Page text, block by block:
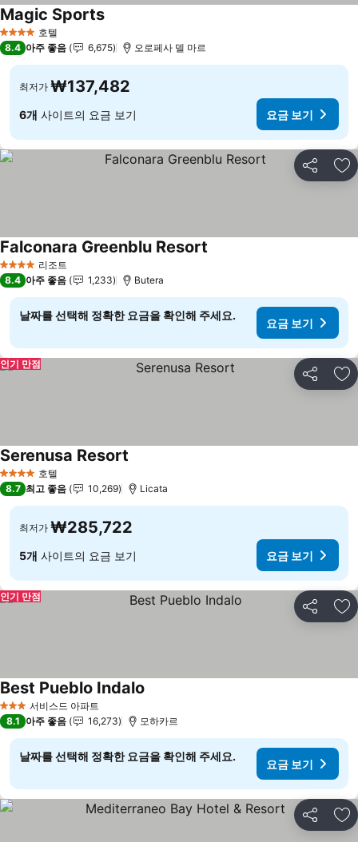
4 성급 호텔
Magic Sports요금 보기
8.4 아주 좋음 6,675 오로페사 델 마르
최저가 ₩137,482
6개 사이트의 요금 보기 요금 보기
공유 즐
4 성급 리조트
Falconara Greenblu Resort
8.4 아주 좋음 1,233 Butera
날짜를 선택해 정확한 요금을 확인해 주세요.
요금 보기
공유 즐
인기 만점
4 성급 호텔
Serenusa Resort
8.7 최고 좋음 10,269 Licata
최저가 ₩285,722
5개 사이트의 요금 보기 요금 보기
공유 즐
인기 만점
3 성급 서비스드 아파트
Best Pueblo Indalo
8.1 아주 좋음 16,273 모하카르
날짜를 선택해 정확한 요금을 확인해 주세요.
요금 보기
공유 즐